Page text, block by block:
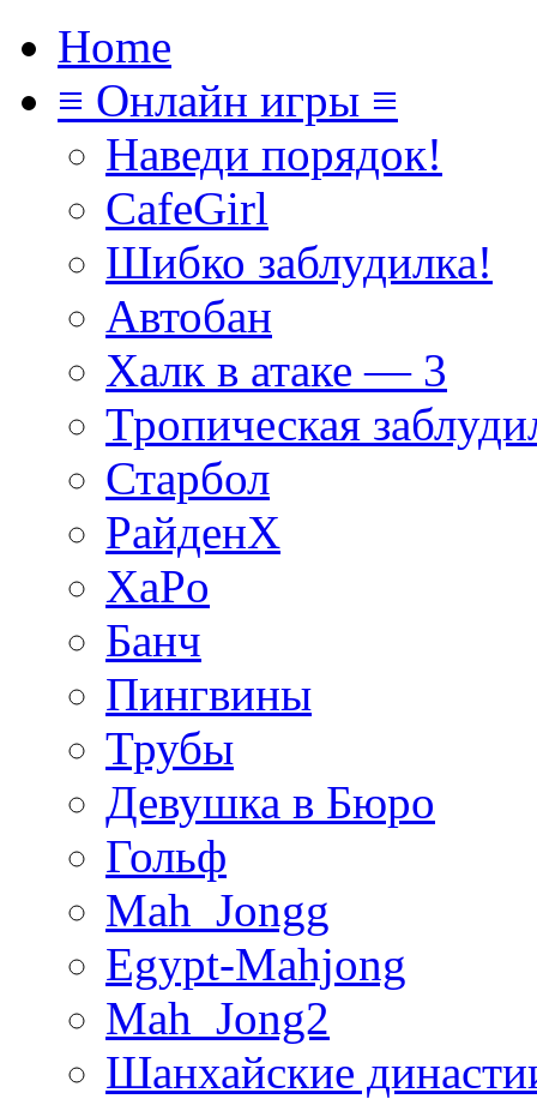
Home
≡ Онлайн игры ≡
Наведи порядок!
CafeGirl
Шибко заблудилка!
Автобан
Халк в атаке — 3
Тропическая
Старбол
РайденХ
XaPo
Банч
Пингвины
Трубы
Девушка в Бюро
Гольф
Mah_Jongg
Egypt-Mahjong
Mah_Jong2
Шанхайские